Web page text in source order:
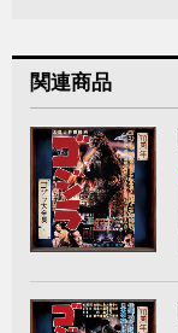
関連商品